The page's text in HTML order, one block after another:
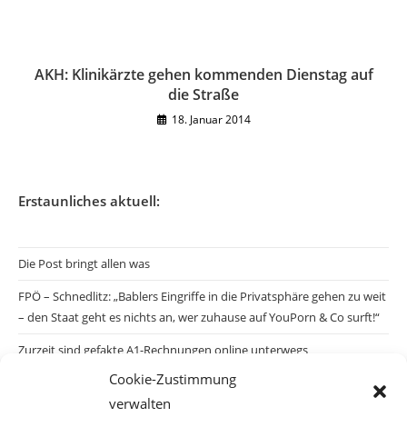
Cookie-Zustimmung
verwalten
AKH: Klinikärzte gehen kommenden Dienstag auf
die Straße
18. Januar 2014
Erstaunliches aktuell:
Die Post bringt allen was
FPÖ – Schnedlitz: „Bablers Eingriffe in die Privatsphäre gehen zu weit
– den Staat geht es nichts an, wer zuhause auf YouPorn & Co surft!“
Zurzeit sind gefakte A1-Rechnungen online unterwegs
Salzburgs Juden und ihre Sicherheit: „Erst nach einem Anschlag wäre
die Gefahr endlich konkret!“